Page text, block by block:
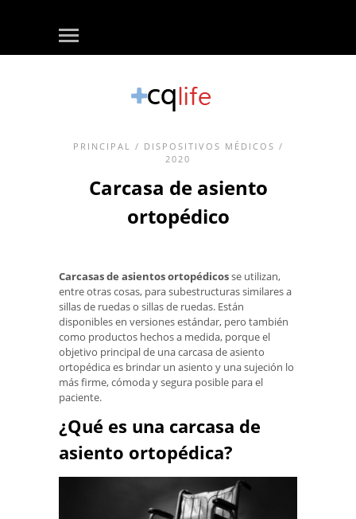
PRINCIPAL / DISPOSITIVOS MÉDICOS /
2020
Carcasa de asiento
ortopédico
Carcasas de asientos ortopédicosse utilizan,
entre otras cosas, para subestructuras similares a
sillas de ruedas o sillas de ruedas. Están
disponibles en versiones estándar, pero también
como productos hechos a medida, porque el
objetivo principal de una carcasa de asiento
ortopédica es brindar un asiento y una sujeción lo
más firme, cómoda y segura posible para el
paciente.
¿Qué es una carcasa de
asiento ortopédica?